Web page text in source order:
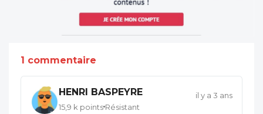
1 commentaire
HENRI BASPEYRE
15,9 k points Résistant
il y a 3 ans